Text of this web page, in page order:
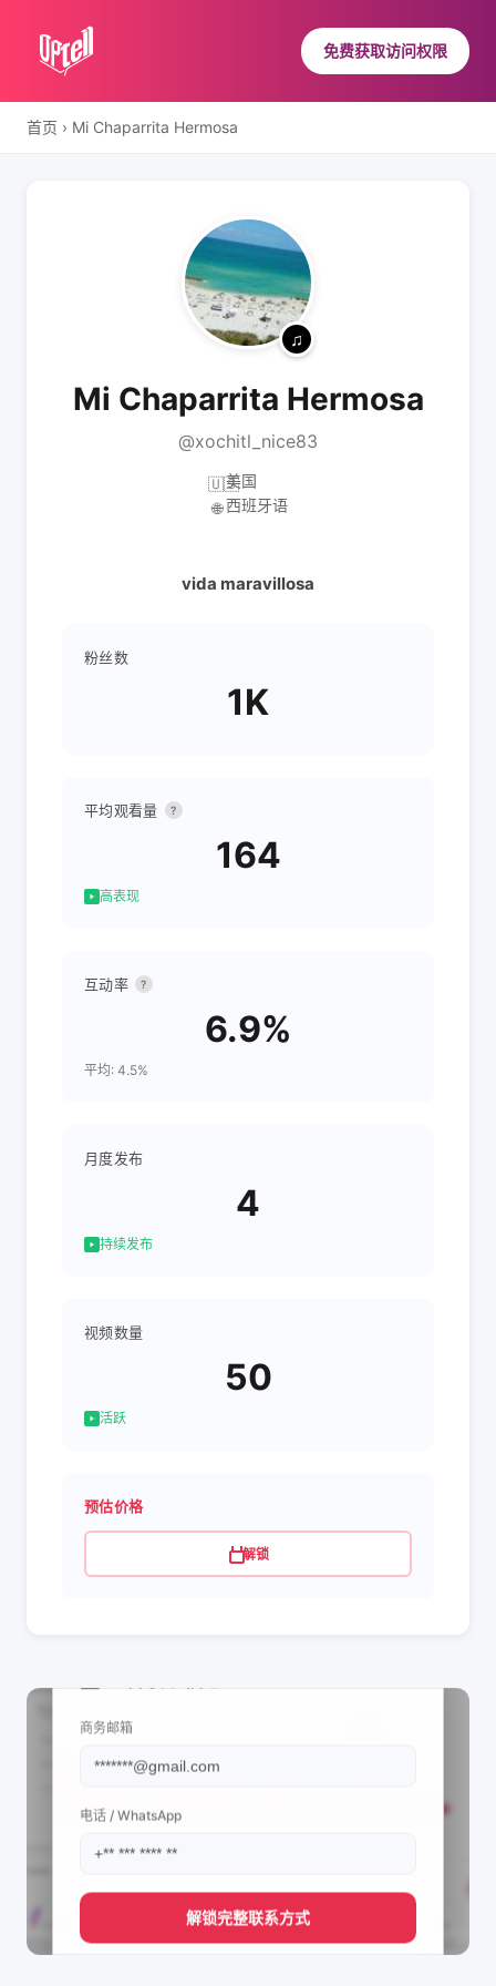
免费获取访问权限
首页 › Mi Chaparrita Hermosa
Mi Chaparrita Hermosa
@xochitl_nice83
🇺🇸美国
🌐 西班牙语
vida maravillosa
粉丝数
1K
平均观看量 ?
164
高表现
互动率 ?
6.9%
平均: 4.5%
月度发布
4
持续发布
视频数量
50
活跃
预估价格
解锁
商务邮箱
电话 / WhatsApp
解锁完整联系方式